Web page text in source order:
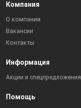
Компания
О компании
Вакансии
Контакты
Информация
Акции и спецпредложения
Помощь